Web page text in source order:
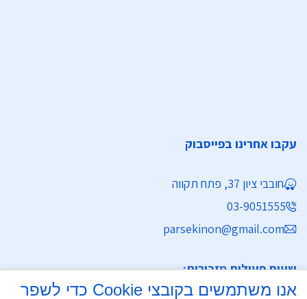
עקבו אחרינו בפייסבוק
חובבי ציון 37, פתח תקווה
03-9051555
parsekinon@gmail.com
שעות פעילות מזכירות:
ימים א' - ה' 8:30 - 16:30
אנו משתמשים בקובצי Cookie כדי לשפר